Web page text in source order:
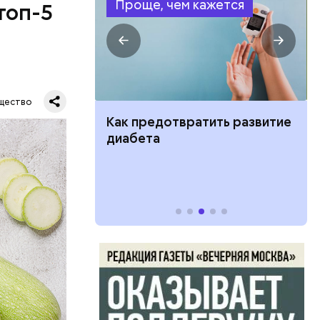
5
Проще, чем кажется
ли дом по
где
и сроки
Как предотвратить развитие
диабета